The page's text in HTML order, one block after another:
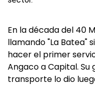
En la década del 40
llamando "La Batea"
hacer el primer
Angaco a Capital.
transporte lo dio